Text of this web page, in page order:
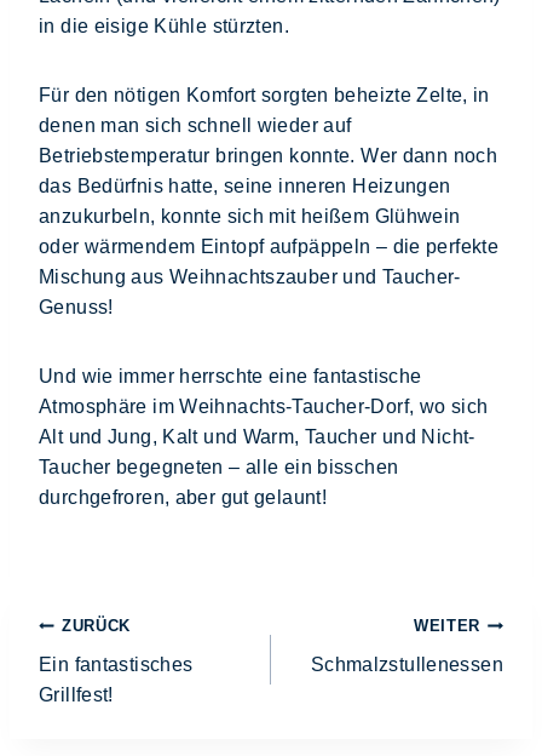
in die eisige Kühle stürzten.
Für den nötigen Komfort sorgten beheizte Zelte, in
denen man sich schnell wieder auf
Betriebstemperatur bringen konnte. Wer dann noch
das Bedürfnis hatte, seine inneren Heizungen
anzukurbeln, konnte sich mit heißem Glühwein
oder wärmendem Eintopf aufpäppeln – die perfekte
Mischung aus Weihnachtszauber und Taucher-
Genuss!
Und wie immer herrschte eine fantastische
Atmosphäre im Weihnachts-Taucher-Dorf, wo sich
Alt und Jung, Kalt und Warm, Taucher und Nicht-
Taucher begegneten – alle ein bisschen
durchgefroren, aber gut gelaunt!
ZURÜCK
Ein fantastisches
Grillfest!
WEITER
Schmalzstullenessen